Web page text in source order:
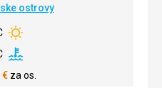
ostrovy
€ za os.